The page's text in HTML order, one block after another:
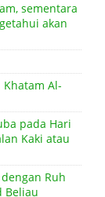
sementara
akan
Al-
pada Hari
Kaki atau
Ruh